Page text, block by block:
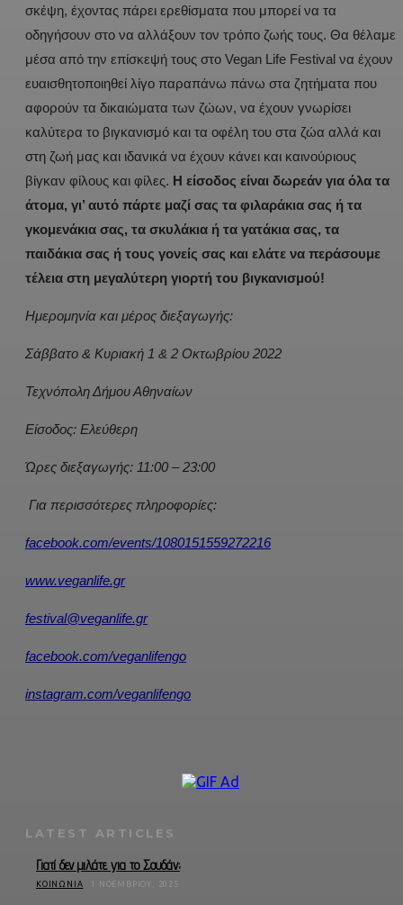
σκέψη, έχοντας πάρει ερεθίσματα που μπορεί να τα
οδηγήσουν στο να αλλάξουν τον τρόπο ζωής τους. Θα θέλαμε
μέσα από την επίσκεψή τους στο Vegan Life Festival να έχουν
ευαισθητοποιηθεί λίγο παραπάνω πάνω στα ζητήματα που
αφορούν τα δικαιώματα των ζώων, να έχουν γνωρίσει
καλύτερα το βιγκανισμό και τα οφέλη του στα ζώα αλλά και
στη ζωή μας και ιδανικά να έχουν κάνει και καινούριους
βίγκαν φίλους και φίλες. Η είσοδος είναι δωρεάν για όλα τα
άτομα, γι’ αυτό πάρτε μαζί σας τα φιλαράκια σας ή τα
γκομενάκια σας, τα σκυλάκια ή τα γατάκια σας, τα
παιδάκια σας ή τους γονείς σας και ελάτε να περάσουμε
τέλεια στη μεγαλύτερη γιορτή του βιγκανισμού!
Ημερομηνία και μέρος διεξαγωγής:
Σάββατο & Κυριακή 1 & 2 Οκτωβρίου 2022
Τεχνόπολη Δήμου Αθηναίων
Είσοδος: Ελεύθερη
Ώρες διεξαγωγής: 11:00 – 23:00
Για περισσότερες πληροφορίες:
facebook.com/events/1080151559272216
www.veganlife.gr
festival@veganlife.gr
facebook.com/veganlifengo
instagram.com/veganlifengo
LATEST ARTICLES
Γιατί δεν μιλάτε για το Σουδάν;
ΚΟΙΝΩΝΊΑ 1 ΝΟΕΜΒΡΊΟΥ, 2025